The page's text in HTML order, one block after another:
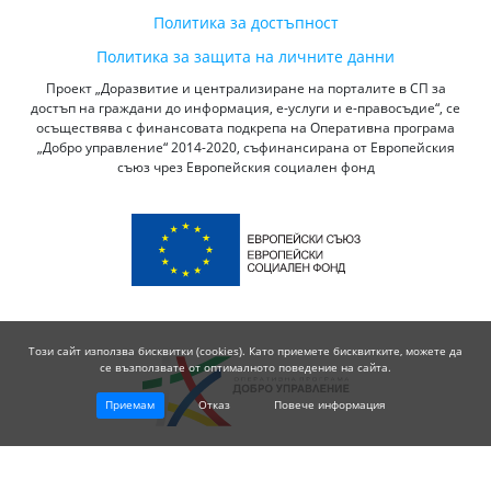
Политика за достъпност
Политика за защита на личните данни
Проект „Доразвитие и централизиране на порталите в СП за
достъп на граждани до информация, е-услуги и е-правосъдие“, се
осъществява с финансовата подкрепа на Оперативна програма
„Добро управление“ 2014-2020, съфинансирана от Европейския
съюз чрез Европейския социален фонд
Този сайт използва бисквитки (cookies). Като приемете бисквитките, можете да
се възползвате от оптималното поведение на сайта.
Приемам Отказ Повече информация